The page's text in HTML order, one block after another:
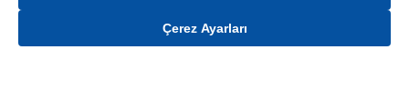
Gelince Haber Ver
Çerez Ayarları